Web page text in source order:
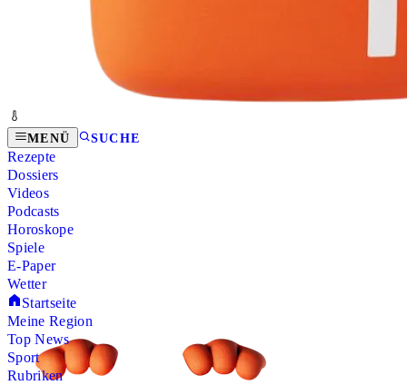
MENÜ SUCHE
Rezepte
Dossiers
Videos
Podcasts
Horoskope
Spiele
E-Paper
Wetter
Startseite
Meine Region
Top News
Sport
Rubriken